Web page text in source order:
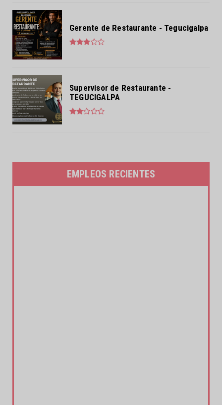
Gerente de Restaurante - Tegucigalpa
Supervisor de Restaurante -
TEGUCIGALPA
EMPLEOS RECIENTES